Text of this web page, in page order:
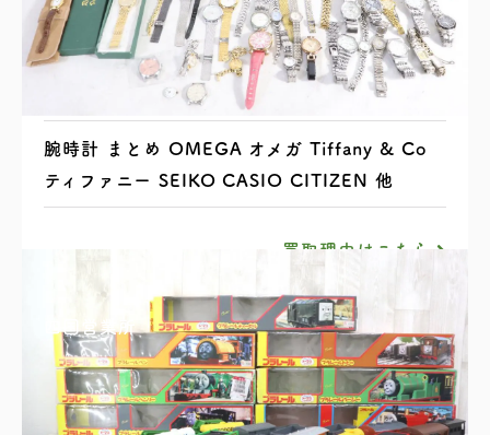
腕時計 まとめ OMEGA オメガ Tiffany & Co
ティファニー SEIKO CASIO CITIZEN 他
買取理由はこちら
四国営業所